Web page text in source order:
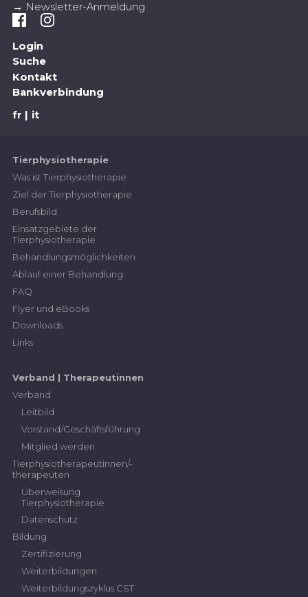
→ Newsletter-Anmeldung
Login
Suche
Kontakt
Bankverbindung
fr
it
Tierphysiotherapie
Was ist Tierphysiotherapie
Ziel der Tierphysiotherapie
Berufsbild
Einsatzgebiete der
Tierphysiotherapie
Behandlungsmöglichkeiten
Ablauf einer Behandlung
FAQ
Flyer und eBooks
Downloads
Links
Verband | Therapeutinnen
Verband
Leitbild
Vorstand/Geschäftsführung
Mitglied werden
Tierphysiotherapeutinnen/-
therapeuten
Überweisung
Tierphysiotherapie
Datenschutz
Bildung
Zertifizierung
Weiterbildungen
Weiterbildungszyklus CST